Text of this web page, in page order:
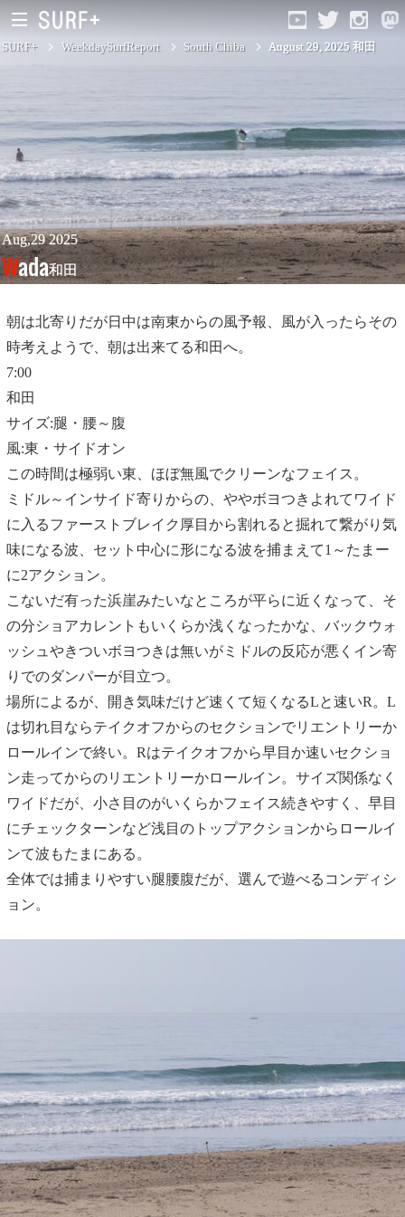
South Ibaraki
North Chiba
South Chiba
Unusually
Video Logs
SURF+ WeekdaySurfReport South Chiba August 29, 2025 和田
Aug,29 2025
Wada和田
朝は北寄りだが日中は南東からの風予報、風が入ったらその
時考えようで、朝は出来てる和田へ。
7:00
和田
サイズ:腿・腰～腹
風:東・サイドオン
この時間は極弱い東、ほぼ無風でクリーンなフェイス。
ミドル～インサイド寄りからの、ややボヨつきよれてワイド
に入るファーストブレイク厚目から割れると掘れて繋がり気
味になる波、セット中心に形になる波を捕まえて1～たまー
に2アクション。
こないだ有った浜崖みたいなところが平らに近くなって、そ
の分ショアカレントもいくらか浅くなったかな、バックウォ
ッシュやきついボヨつきは無いがミドルの反応が悪くイン寄
りでのダンパーが目立つ。
場所によるが、開き気味だけど速くて短くなるLと速いR。L
は切れ目ならテイクオフからのセクションでリエントリーか
ロールインで終い。Rはテイクオフから早目か速いセクショ
ン走ってからのリエントリーかロールイン。サイズ関係なく
ワイドだが、小さ目のがいくらかフェイス続きやすく、早目
にチェックターンなど浅目のトップアクションからロールイ
ンて波もたまにある。
全体では捕まりやすい腿腰腹だが、選んで遊べるコンディシ
ョン。